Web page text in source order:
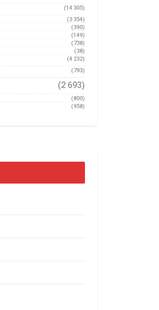
(14 305)
(3 354)
(390)
(149)
(738)
(38)
(4 232)
(793)
(2 693)
(800)
(958)